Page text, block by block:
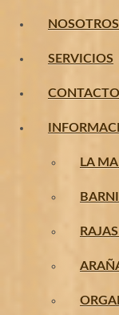
NOSOTROS
SERVICIOS
CONTACTO
LA